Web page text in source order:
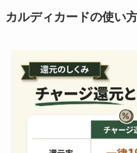
カルディカードの使い